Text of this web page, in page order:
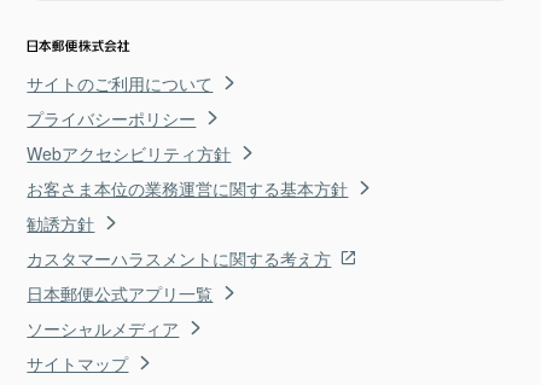
サイトのご利用について
プライバシーポリシー
Webアクセシビリティ方針
お客さま本位の業務運営に関する基本方針
勧誘方針
カスタマーハラスメントに関する考え方
日本郵便公式アプリ一覧
ソーシャルメディア
サイトマップ